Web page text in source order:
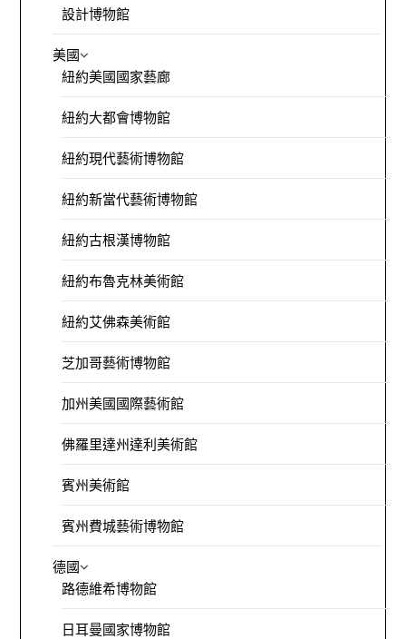
設計博物館
美國
紐約美國國家藝廊
紐約大都會博物館
紐約現代藝術博物館
紐約新當代藝術博物館
紐約古根漢博物館
紐約布魯克林美術館
紐約艾佛森美術館
芝加哥藝術博物館
加州美國國際藝術館
佛羅里達州達利美術館
賓州美術館
賓州費城藝術博物館
德國
路德維希博物館
日耳曼國家博物館